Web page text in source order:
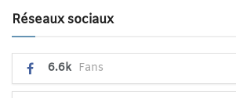
Réseaux sociaux
6.6k Fans